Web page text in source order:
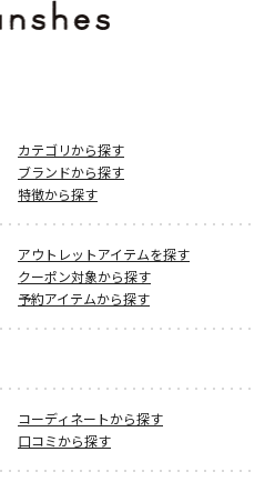
カテゴリから探す
ブランドから探す
特徴から探す
アウトレットアイテムを探す
クーポン対象から探す
予約アイテムから探す
コーディネートから探す
口コミから探す